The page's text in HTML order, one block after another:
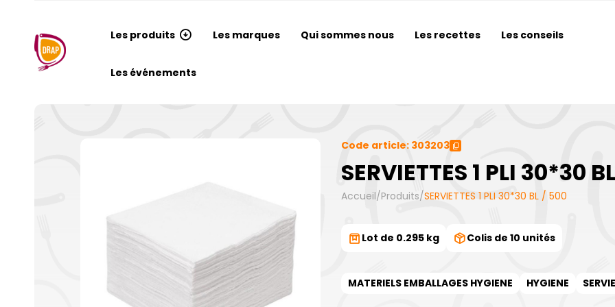
Les produits Les marques Qui sommes nous Les recettes Les conseils
Les événements
Code article: 303203
SERVIETTES 1 PLI 30*30
Accueil/Produits/SERVIETTES 1 PLI 30*30 BL / 500
Lot de 0.295 kg Colis de 10 unités
MATERIELS EMBALLAGES HYGIENE HYGIENE